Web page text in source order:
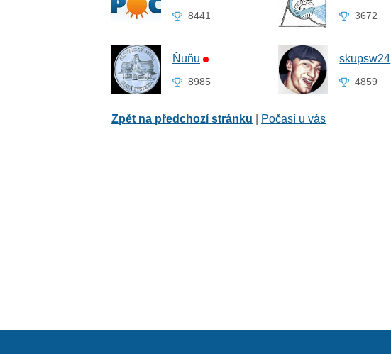
8441 3672
Ňuňu
8985
skupsw24
4859
Zpět na předchozí stránku Počasí u vás